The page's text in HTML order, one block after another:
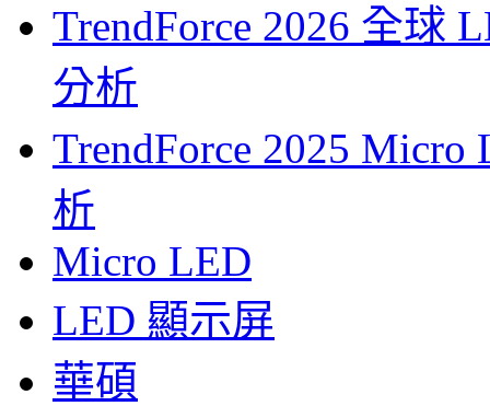
TrendForce 2026 全球
分析
TrendForce 2025
析
Micro LED
LED 顯示屏
華碩